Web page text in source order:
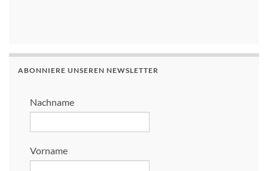
ABONNIERE UNSEREN NEWSLETTER
Nachname
Vorname